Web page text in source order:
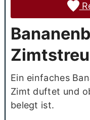
Ein einfaches
Zimt duftet und
belegt ist.